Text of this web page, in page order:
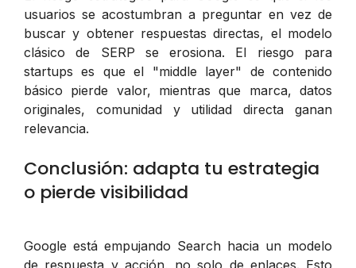
usuarios se acostumbran a preguntar en vez de
buscar y obtener respuestas directas, el modelo
clásico de SERP se erosiona. El riesgo para
startups es que el "middle layer" de contenido
básico pierde valor, mientras que marca, datos
originales, comunidad y utilidad directa ganan
relevancia.
Conclusión: adapta tu estrategia
o pierde visibilidad
Google está empujando Search hacia un modelo
de respuesta y acción, no solo de enlaces. Esto